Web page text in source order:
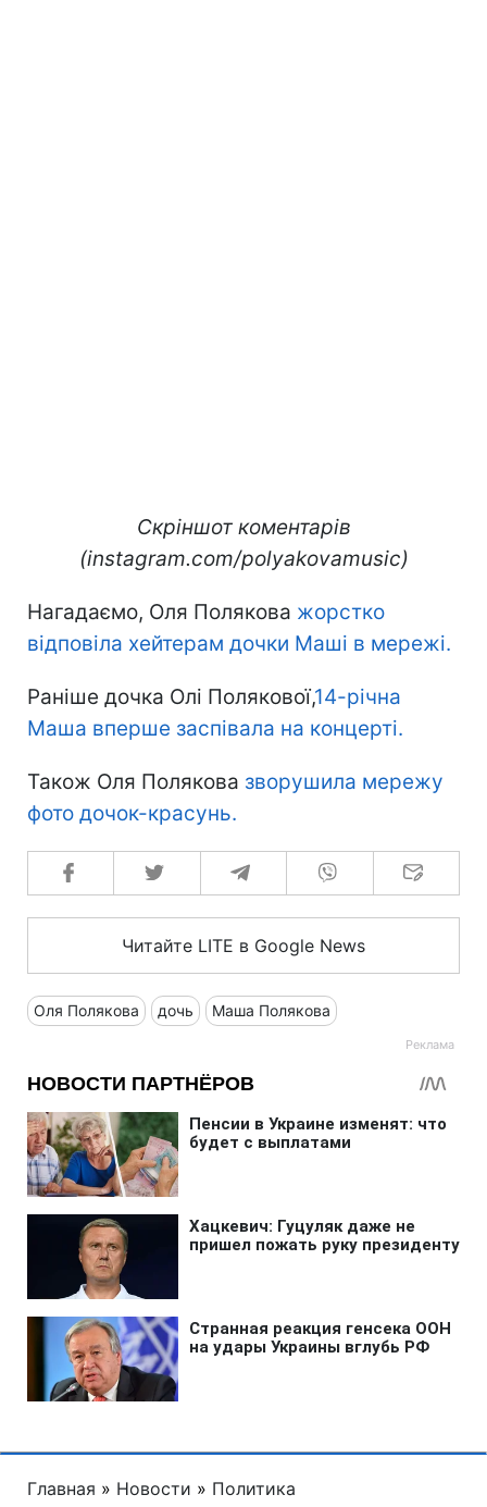
Скріншот коментарів
(instagram.com/polyakovamusic)
Нагадаємо, Оля Полякова жорстко
відповіла хейтерам дочки Маші в мережі.
Раніше дочка Олі Полякової,14-річна
Маша вперше заспівала на концерті.
Також Оля Полякова зворушила мережу
фото дочок-красунь.
Читайте LITE в Google News
Оля Полякова дочь Маша Полякова
Главная » Новости » Политика